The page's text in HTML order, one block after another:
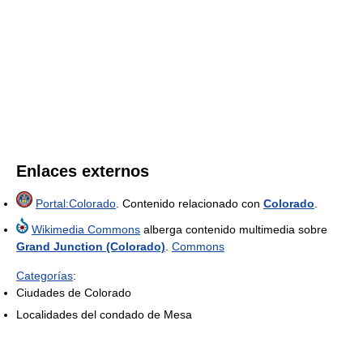
Enlaces externos
Portal:Colorado . Contenido relacionado con Colorado
Wikimedia Commons alberga contenido multimedia sobre
Grand Junction (Colorado) Commons
Categorías:
Ciudades de Colorado
Localidades del condado de Mesa